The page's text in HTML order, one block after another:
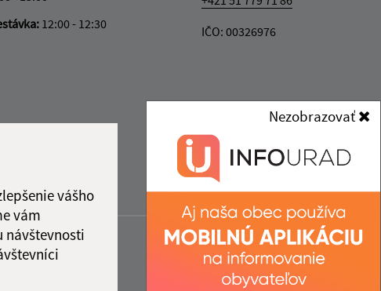
vášho
vám
návštevnosti
Nezobrazovať
12:00 - 12:30
IČO: 00326976